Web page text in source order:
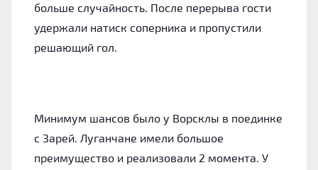
больше случайность. После перерыва гости
удержали натиск соперника и пропустили
решающий гол.
Минимум шансов было у Ворсклы в поединке
с Зарей. Луганчане имели большое
преимущество и реализовали 2 момента. У